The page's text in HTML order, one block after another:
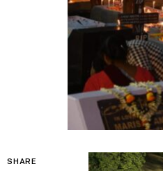
SHARE